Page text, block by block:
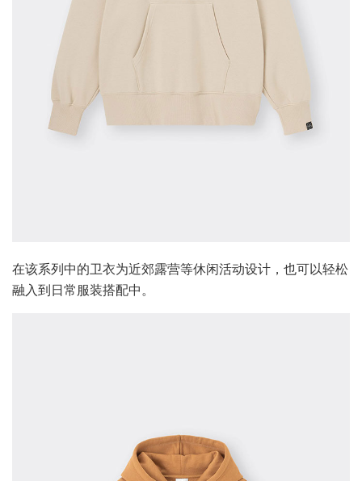
在该系列中的卫衣为近郊露营等休闲活动设计，也可以轻松
融入到日常服装搭配中。